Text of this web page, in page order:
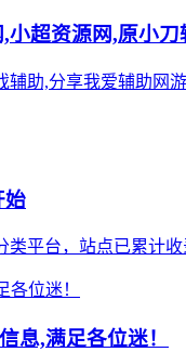
超资源网,原小刀
辅助,分享我爱辅助
始
平台，站点已累计
息,满足各位迷！